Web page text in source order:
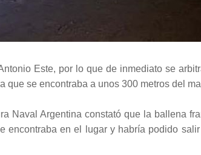
Este, por lo que de inmediato se
que se encontraba a unos 300 metros del
Naval Argentina constató que la ballena
encontraba en el lugar y habría podido